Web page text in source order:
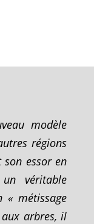
modèle
régions
son essor en
véritable
« métissage
arbres, il